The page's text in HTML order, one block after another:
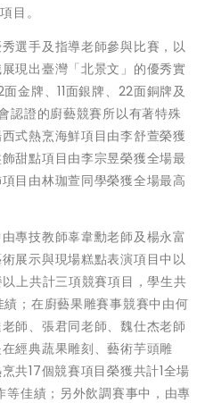
目。
選手及指導老師參與比賽，以
現出臺灣「北景文」的優秀實
金牌、11面銀牌、22面銅牌及
認證的廚藝競賽所以有著特殊
式熱烹海鮮項目由李舒萱榮獲
甜點項目由李宗昱榮獲全場最
目由林珈萱同學榮獲全場最高
專技教師辜韋勳老師及楊永富
展示與現場糕點表演項目中以
上共計三項競賽項目，學生共
；在廚藝果雕賽事競賽中由何
師、張君同老師、魏仕杰老師
經典蔬果雕刻、藝術芋頭雕
共17個競賽項目榮獲共計1全場
佳績；另外飲調賽事中，由專